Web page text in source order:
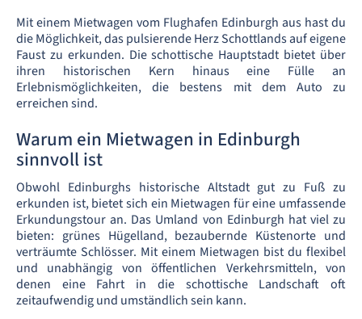
Mit einem Mietwagen vom Flughafen Edinburgh aus hast du
die Möglichkeit, das pulsierende Herz Schottlands auf eigene
Faust zu erkunden. Die schottische Hauptstadt bietet über
ihren historischen Kern hinaus eine Fülle an
Erlebnismöglichkeiten, die bestens mit dem Auto zu
erreichen sind.
Warum ein Mietwagen in Edinburgh
sinnvoll ist
Obwohl Edinburghs historische Altstadt gut zu Fuß zu
erkunden ist, bietet sich ein Mietwagen für eine umfassende
Erkundungstour an. Das Umland von Edinburgh hat viel zu
bieten: grünes Hügelland, bezaubernde Küstenorte und
verträumte Schlösser. Mit einem Mietwagen bist du flexibel
und unabhängig von öffentlichen Verkehrsmitteln, von
denen eine Fahrt in die schottische Landschaft oft
zeitaufwendig und umständlich sein kann.